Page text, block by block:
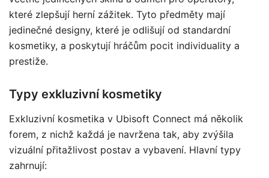
které zlepšují herní zážitek. Tyto předměty mají
jedinečné designy, které je odlišují od standardní
kosmetiky, a poskytují hráčům pocit individuality a
prestiže.
Typy exkluzivní kosmetiky
Exkluzivní kosmetika v Ubisoft Connect má několik
forem, z nichž každá je navržena tak, aby zvýšila
vizuální přitažlivost postav a vybavení. Hlavní typy
zahrnují: